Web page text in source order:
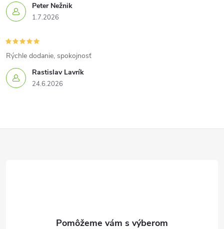
Peter Nežnik
1.7.2026
Rastislav Lavrík
24.6.2026
Rýchle dodanie, spokojnosť